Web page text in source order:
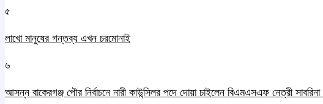
৫
লাখো মানুষের গন্তব্য এখন চরমোনাই
৬
আসন্ন বাকেরগঞ্জ পৌর নির্বাচনে নারী কাউন্সিলর পদে দোয়া চাইলেন বিএমএসএফ নেত্রী